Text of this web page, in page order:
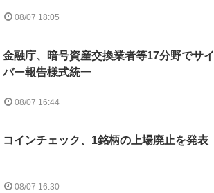
08/07 18:05
金融庁、暗号資産交換業者等17分野でサイ
バー報告様式統一
08/07 16:44
コインチェック、1銘柄の上場廃止を発表
08/07 16:30